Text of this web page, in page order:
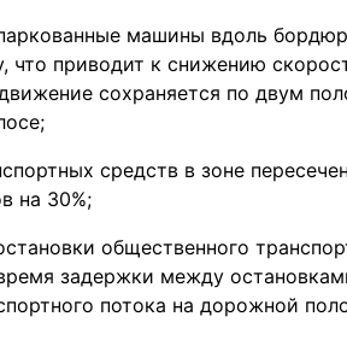
машины вдоль
что приводит к снижению
сохраняется по двум
средств в зоне
на 30%;
общественного
задержки между
потока на дорожной